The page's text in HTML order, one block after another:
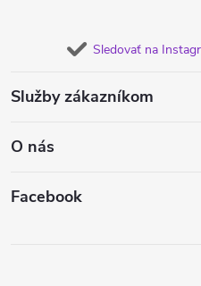
Sledovať na
Služby zákazníkom
O nás
Facebook